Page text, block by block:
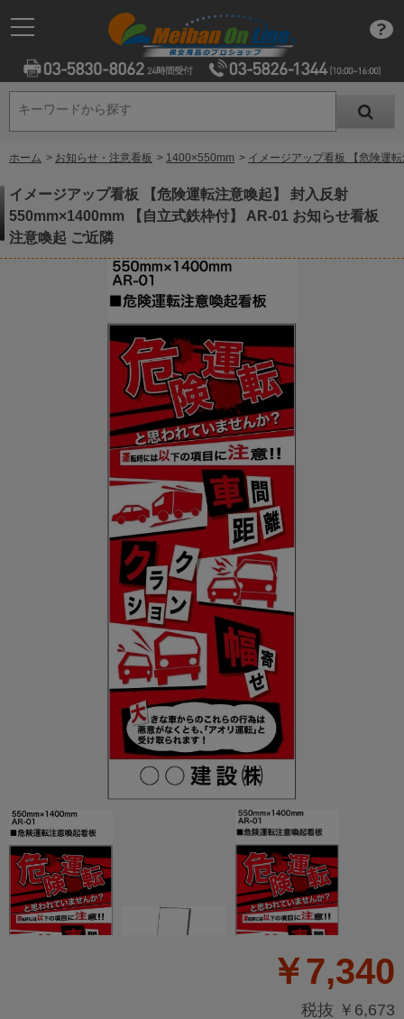
キーワードから探す
キーワードから探す
ホーム > お知らせ・注意看板 > 1400×550mm > イメージアップ看板 【危険運
イメージアップ看板 【危険運転注意喚起】 封入反射
550mm×1400mm 【自立式鉄枠付】 AR-01 お知らせ看板
注意喚起 ご近隣
￥7,340
税抜 ￥6,673